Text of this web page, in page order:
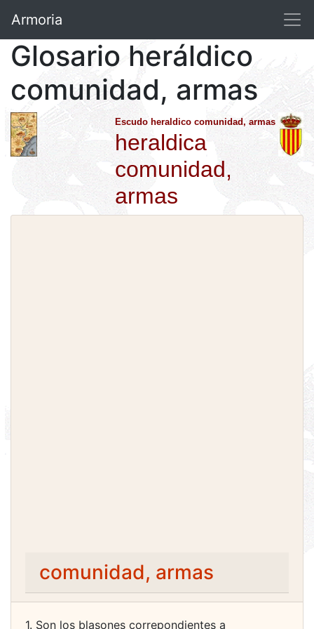
Armoria
Glosario heráldico
comunidad, armas
Escudo heraldico comunidad, armas
heraldica
comunidad,
armas
comunidad, armas
1. Son los blasones correpondientes a